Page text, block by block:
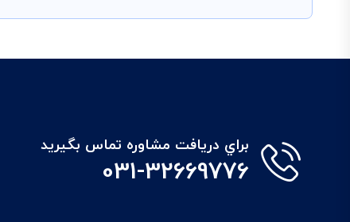
براي دريافت مشاوره تماس بگيريد
031-32669776